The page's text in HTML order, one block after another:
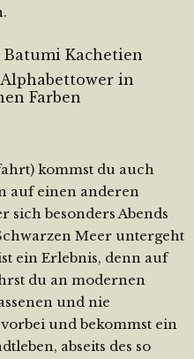
in
Farben
kommst du auch
auf einen anderen
sich besonders Abends
Meer untergeht
ein Erlebnis, denn auf
du an modernen
und nie
und bekommst ein
abseits des so